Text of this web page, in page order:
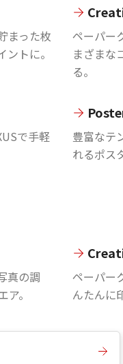
まった枚
トに。
ペーパー
まざまな
る。
で手軽
豊富なテ
れるポス
真の調
。
ペーパー
んたんに